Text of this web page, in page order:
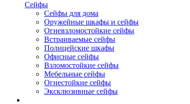
Сейфы
Сейфы для дома
Оружейные шкафы и сейфы
Огневзломостойкие сейфы
Встраиваемые сейфы
Полицейские шкафы
Офисные сейфы
Взломостойкие сейфы
Мебельные сейфы
Огнестойкие сейфы
Эксклюзивные сейфы